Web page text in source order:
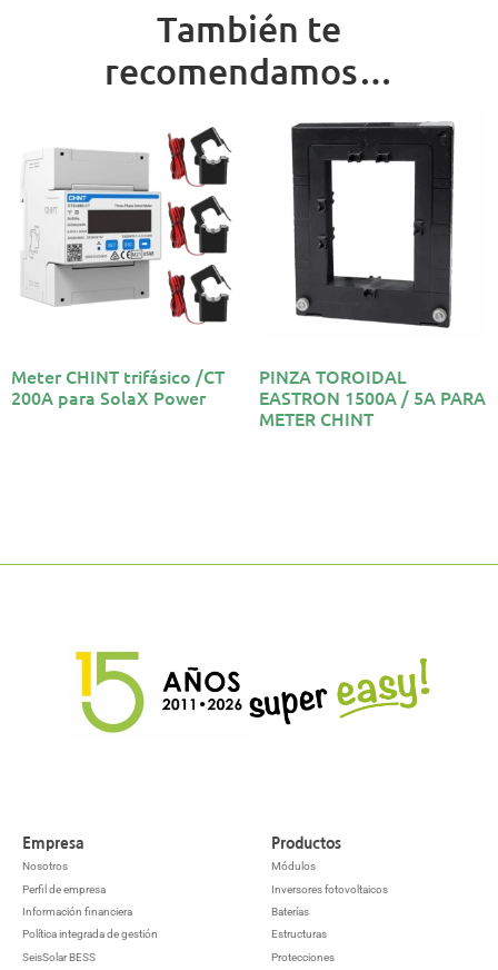
También te
recomendamos…
Meter CHINT trifásico /CT
200A para SolaX Power
PINZA TOROIDAL
EASTRON 1500A / 5A PARA
METER CHINT
Empresa
Nosotros
Perfil de empresa
Información financiera
Política integrada de gestión
SeisSolar BESS
Productos
Módulos
Inversores fotovoltaicos
Baterías
Estructuras
Protecciones